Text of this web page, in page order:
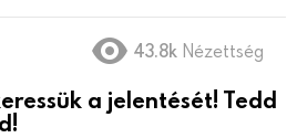
43.8k Nézettség
a jelentését! Tedd